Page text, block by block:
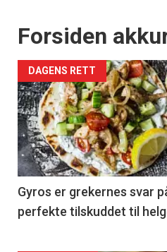
Forsiden
DAGENS RETT
Gyros er grekernes svar
perfekte tilskuddet til